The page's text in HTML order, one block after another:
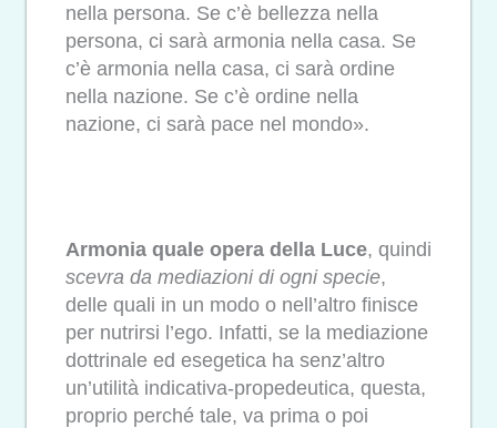
nella persona. Se c’è bellezza nella
persona, ci sarà armonia nella casa. Se
c’è armonia nella casa, ci sarà ordine
nella nazione. Se c’è ordine nella
nazione, ci sarà pace nel mondo».
Armonia quale opera della Luce, quindi
scevra da mediazioni di ogni specie,
delle quali in un modo o nell’altro finisce
per nutrirsi l’ego. Infatti, se la mediazione
dottrinale ed esegetica ha senz’altro
un’utilità indicativa-propedeutica, questa,
proprio perché tale, va prima o poi